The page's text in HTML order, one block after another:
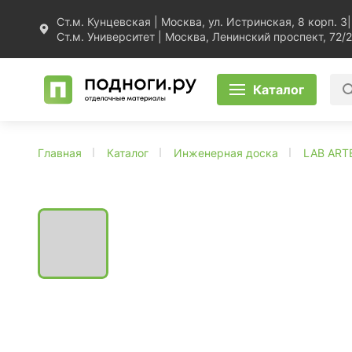
Ст.м. Кунцевская | Москва, ул. Истринская, 8 корп. 3
Ст.м. Университет | Москва, Ленинский проспект, 72/2
Каталог
Главная Каталог Инженерная доска LAB